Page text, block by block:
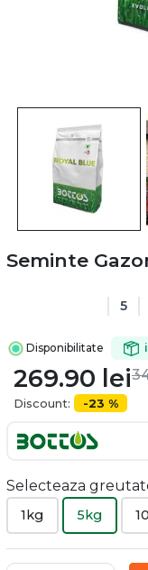
Seminte
5
Disponibilitate
269.90 lei
Discount: -23 %
Selecteaza
1kg 5kg